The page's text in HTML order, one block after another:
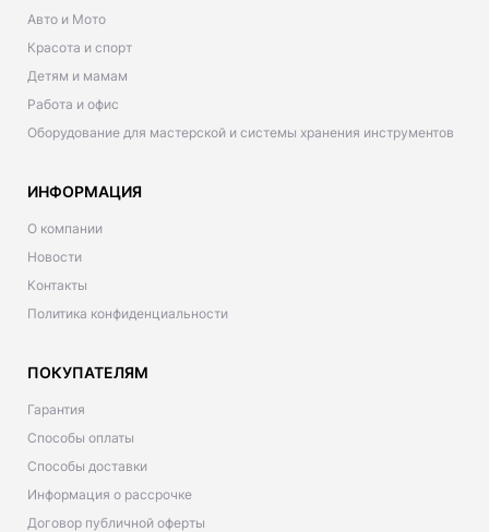
Авто и Мото
Красота и спорт
Детям и мамам
Работа и офис
Оборудование для мастерской и системы хранения инструментов
ИНФОРМАЦИЯ
О компании
Новости
Контакты
Политика конфиденциальности
ПОКУПАТЕЛЯМ
Гарантия
Способы оплаты
Способы доставки
Информация о рассрочке
Договор публичной оферты